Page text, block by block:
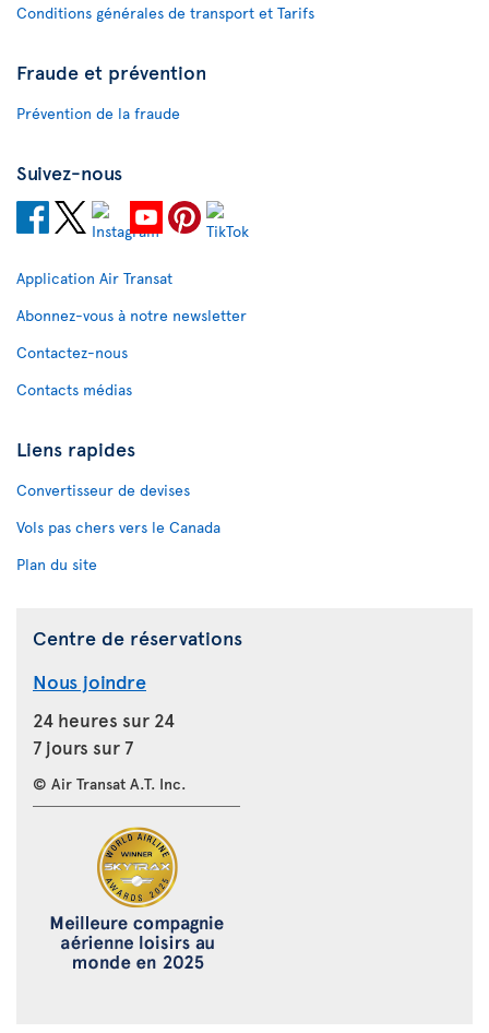
Conditions générales de transport et Tarifs
Fraude et prévention
Prévention de la fraude
Suivez-nous
Application Air Transat
Abonnez-vous à notre newsletter
Contactez-nous
Contacts médias
Liens rapides
Convertisseur de devises
Vols pas chers vers le Canada
Plan du site
Centre de réservations
Nous joindre
24 heures sur 24
7 jours sur 7
© Air Transat A.T. Inc.